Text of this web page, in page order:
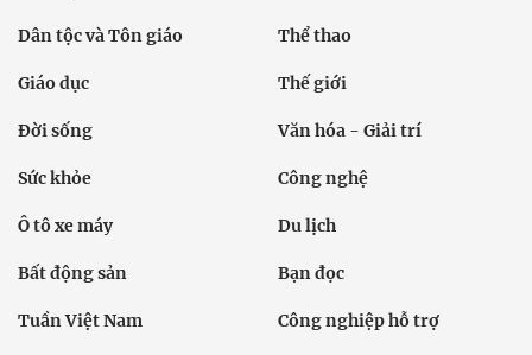
Dân tộc và Tôn giáo Thể thao
Giáo dục Thế giới
Đời sống Văn hóa - Giải trí
Sức khỏe Công nghệ
Ô tô xe máy Du lịch
Bất động sản Bạn đọc
Tuần Việt Nam Công nghiệp hỗ trợ